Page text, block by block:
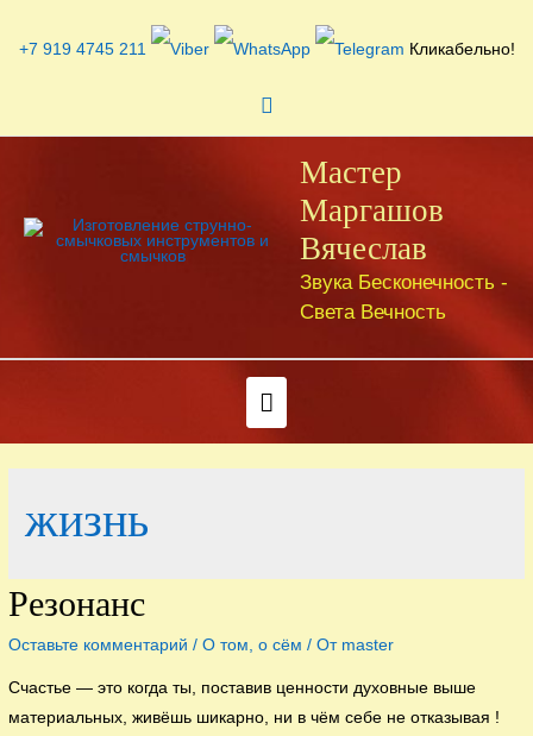
+7 919 4745 211 Кликабельно!
Поиск
Мастер
Маргашов
Вячеслав
Звука Бесконечность -
Света Вечность
Под
хедером
жизнь
Резонанс
Оставьте комментарий /О том, о сём / От master
Счастье — это когда ты, поставив ценности духовные выше
материальных, живёшь шикарно, ни в чём себе не отказывая !